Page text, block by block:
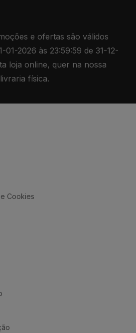
e ofertas são válidos
01-2026 às 23:59:59 de 31-12-
loja online, quer na nossa
livraria física.
Cookies